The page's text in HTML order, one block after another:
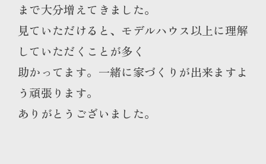
まで大分増えてきました。
見ていただけると、モデルハウス以上に理解
していただくことが多く
助かってます。一緒に家づくりが出来ますよ
う頑張ります。
ありがとうございました。